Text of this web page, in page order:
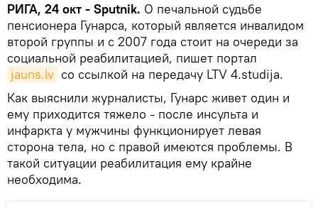
РИГА, 24 окт - Sputnik. О печальной судьбе
пенсионера Гунарса, который является инвалидом
второй группы и с 2007 года стоит на очереди за
социальной реабилитацией, пишет портал
jauns.lv со ссылкой на передачу LTV 4.studija.
Как выяснили журналисты, Гунарс живет один и
ему приходится тяжело - после инсульта и
инфаркта у мужчины функционирует левая
сторона тела, но с правой имеются проблемы. В
такой ситуации реабилитация ему крайне
необходима.